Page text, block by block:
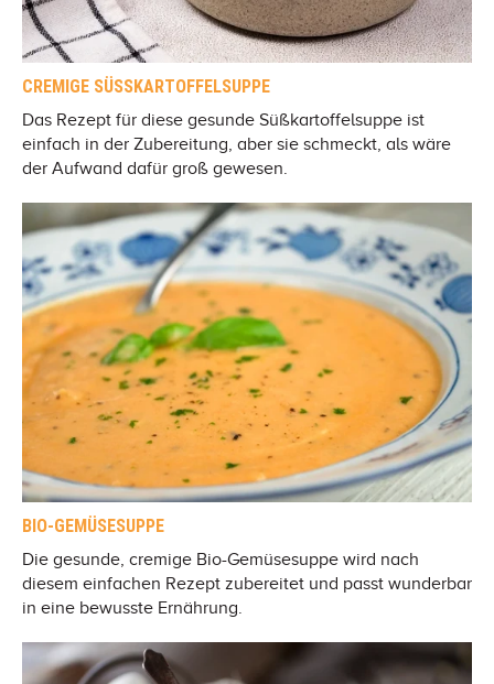
CREMIGE SÜSSKARTOFFELSUPPE
Das Rezept für diese gesunde Süßkartoffelsuppe ist
einfach in der Zubereitung, aber sie schmeckt, als wäre
der Aufwand dafür groß gewesen.
BIO-GEMÜSESUPPE
Die gesunde, cremige Bio-Gemüsesuppe wird nach
diesem einfachen Rezept zubereitet und passt wunderbar
in eine bewusste Ernährung.